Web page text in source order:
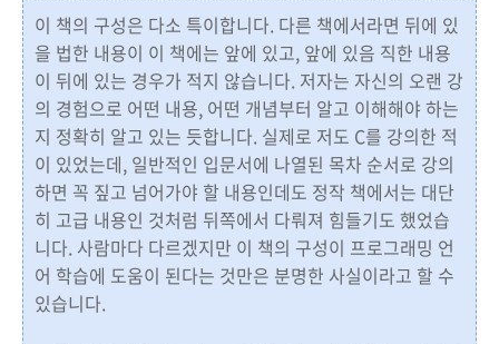
이 책의 구성은 다소 특이합니다. 다른 책에서라면 뒤에 있
을 법한 내용이 이 책에는 앞에 있고, 앞에 있음 직한 내용
이 뒤에 있는 경우가 적지 않습니다. 저자는 자신의 오랜 강
의 경험으로 어떤 내용, 어떤 개념부터 알고 이해해야 하는
지 정확히 알고 있는 듯합니다. 실제로 저도 C를 강의한 적
이 있었는데, 일반적인 입문서에 나열된 목차 순서로 강의
하면 꼭 짚고 넘어가야 할 내용인데도 정작 책에서는 대단
히 고급 내용인 것처럼 뒤쪽에서 다뤄져 힘들기도 했었습
니다. 사람마다 다르겠지만 이 책의 구성이 프로그래밍 언
어 학습에 도움이 된다는 것만은 분명한 사실이라고 할 수
있습니다.